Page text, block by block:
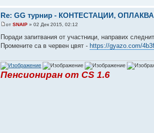
Re: GG турнир - КОНТЕСТАЦИИ,
отSNAIP » 02 Дек 2015, 02:12
Поради запитвания от участници, направих
Промените са в червен цвят - https://gyazo.com/
Пенсиониран от CS 1.6